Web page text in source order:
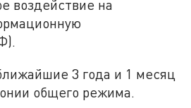
воздействие на
3 года и 1 месяц
общего режима.